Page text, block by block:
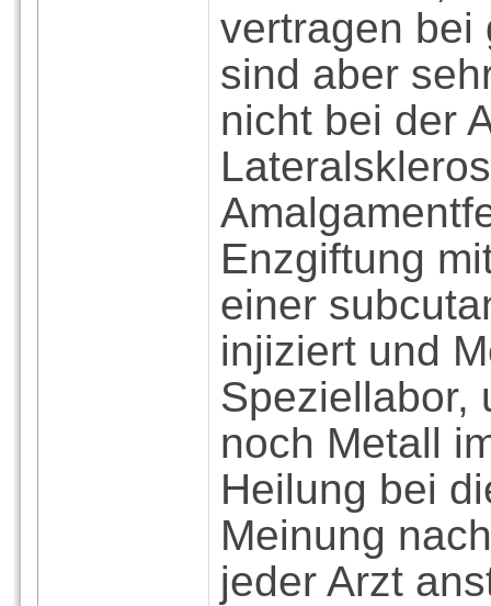
vertragen bei
sind aber
nicht bei der
Enzgiftung
einer
injiziert und
Speziellabor,
noch Metall
Heilung bei
Meinung
jeder Arzt